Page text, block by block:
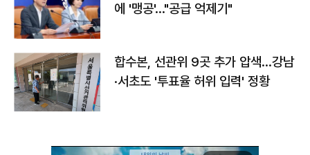
에 '맹공'…"공급 억제기"
합수본, 선관위 9곳 추가 압색…강남
·서초도 '투표율 허위 입력' 정황